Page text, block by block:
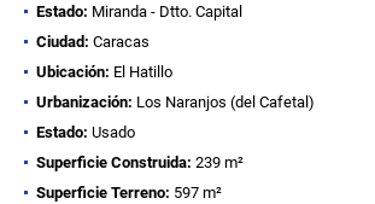
Estado: Miranda - Dtto. Capital
Ciudad: Caracas
Ubicación: El Hatillo
Urbanización: Los Naranjos (del Cafetal)
Estado: Usado
Superficie Construida: 239 m²
Superficie Terreno: 597 m²